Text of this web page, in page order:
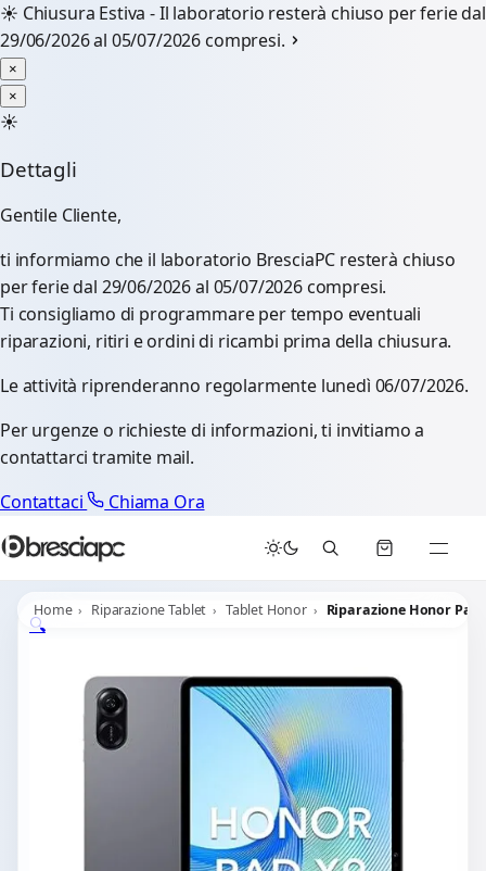
☀️ Chiusura Estiva - Il laboratorio resterà chiuso per ferie dal
29/06/2026 al 05/07/2026 compresi.
×
×
☀️
Dettagli
Gentile Cliente,
ti informiamo che il laboratorio BresciaPC resterà chiuso
per ferie dal 29/06/2026 al 05/07/2026 compresi.
Ti consigliamo di programmare per tempo eventuali
riparazioni, ritiri e ordini di ricambi prima della chiusura.
Le attività riprenderanno regolarmente lunedì 06/07/2026.
Per urgenze o richieste di informazioni, ti invitiamo a
contattarci tramite mail.
Contattaci
Chiama Ora
Home Riparazione Tablet Tablet Honor Riparazione Honor Pad
🔍